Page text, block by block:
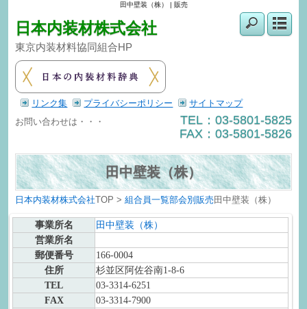
田中壁装（株） | 販売
日本内装材株式会社
東京内装材料協同組合HP
リンク集 プライバシーポリシー
サイトマップ
お問い合わせは・・・
TEL：03-5801-5825
FAX：03-5801-5826
田中壁装（株）
日本内装材株式会社TOP >組合員一覧部会別販売 田中壁装（株）
事業所名
田中壁装（株）
営業所名
郵便番号
166-0004
住所
杉並区阿佐谷南1-8-6
TEL
03-3314-6251
FAX
03-3314-7900